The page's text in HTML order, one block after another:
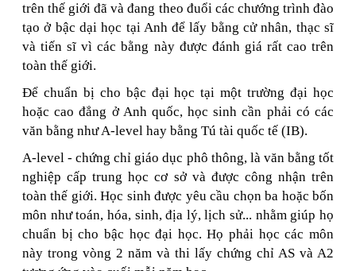
trên thế giới đã và đang theo đuổi các chướng trình đào
tạo ở bậc dại học tại Anh để lấy bằng cử nhân, thạc sĩ
và tiến sĩ vì các bằng này được đánh giá rất cao trên
toàn thế giới.
Để chuẩn bị cho bậc đại học tại một trường đại học
hoặc cao đẳng ở Anh quốc, học sinh cần phải có các
văn bằng như A-level hay bằng Tú tài quốc tế (IB).
A-level - chứng chỉ giáo dục phô thông, là văn bằng tốt
nghiệp cấp trung học cơ sở và được công nhận trên
toàn thế giới. Học sinh được yêu cầu chọn ba hoặc bốn
môn như toán, hóa, sinh, địa lý, lịch sử... nhằm giúp họ
chuẩn bị cho bậc học đại học. Họ phải học các môn
này trong vòng 2 năm và thi lấy chứng chỉ AS và A2